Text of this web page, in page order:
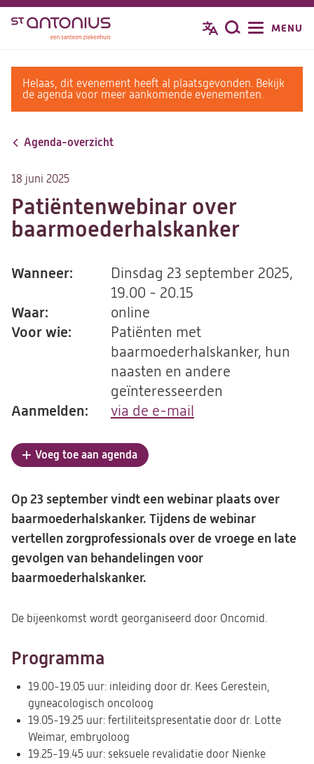
Overslaan
de
inhoud
Zoeken
MENU
warning
message
Helaas, dit evenement heeft al plaatsgevonden. Bekijk
de agenda voor meer aankomende evenementen.
Agenda-overzicht
18 juni 2025
Patiëntenwebinar over
baarmoederhalskanker
Wanneer:
Dinsdag 23 september 2025,
19.00 - 20.15
Waar:
online
Voor wie:
Patiënten met
baarmoederhalskanker, hun
naasten en andere
geïnteresseerden
Aanmelden:
via de e-mail
Voeg toe aan agenda
Op 23 september vindt een webinar plaats over
baarmoederhalskanker. Tijdens de webinar
vertellen zorgprofessionals over de vroege en late
gevolgen van behandelingen voor
baarmoederhalskanker.
De bijeenkomst wordt georganiseerd door Oncomid.
Programma
19.00-19.05 uur: inleiding door dr. Kees Gerestein,
gyneacologisch oncoloog
19.05-19.25 uur: fertiliteitspresentatie door dr. Lotte
Weimar, embryoloog
19.25-19.45 uur: seksuele revalidatie door Nienke